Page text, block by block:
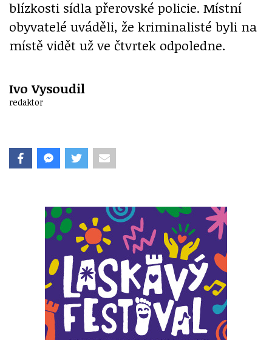
blízkosti sídla přerovské policie. Místní
obyvatelé uváděli, že kriminalisté byli na
místě vidět už ve čtvrtek odpoledne.
Ivo Vysoudil
redaktor